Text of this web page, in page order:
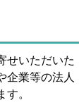
せいただいた
企業等の法人
。